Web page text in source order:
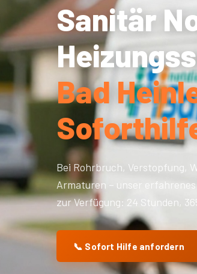
Sanitär
Bad
Bei Rohrbruch, Verstopfung,
Armaturen – unser
zur Verfügung: 24 Stunden,
📞 Sofort Hilfe anfordern